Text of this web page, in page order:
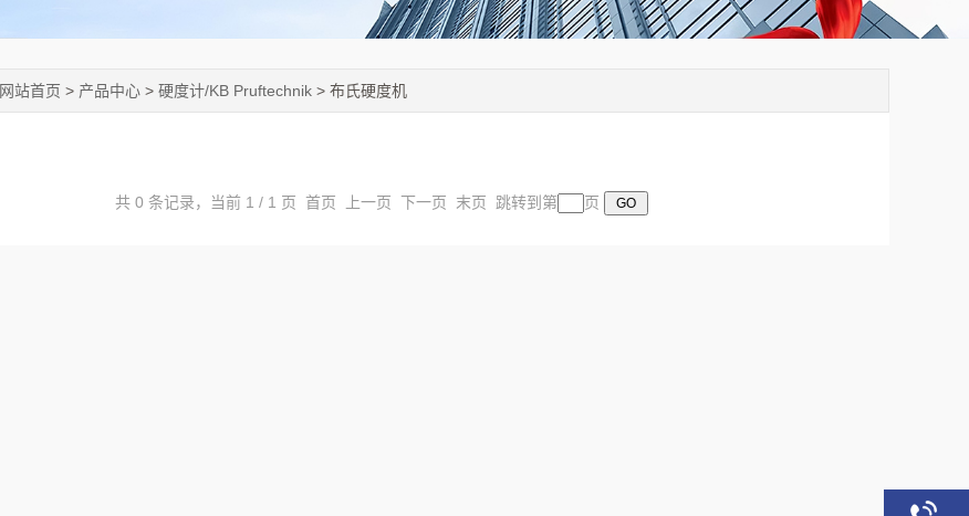
网站首页 > 产品中心 > 硬度计/KB Pruftechnik > 布氏硬度机
共 0 条记录，当前 1 / 1 页 首页 上一页 下一页 末页 跳转到第 页